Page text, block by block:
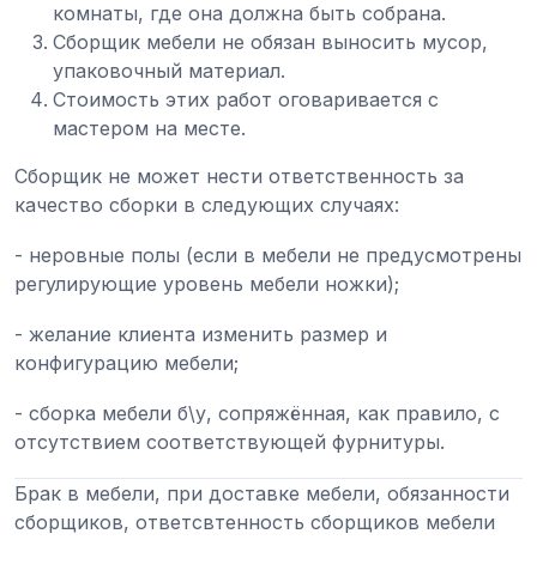
комнаты, где она должна быть собрана.
Сборщик мебели не обязан выносить мусор,
упаковочный материал.
Стоимость этих работ оговаривается с
мастером на месте.
Сборщик не может нести ответственность за
качество сборки в следующих случаях:
- неровные полы (если в мебели не предусмотрены
регулирующие уровень мебели ножки);
- желание клиента изменить размер и
конфигурацию мебели;
- сборка мебели б\у, сопряжённая, как правило, с
отсутствием соответствующей фурнитуры.
Брак в мебели, при доставке мебели, обязанности
сборщиков, ответсвтенность сборщиков мебели